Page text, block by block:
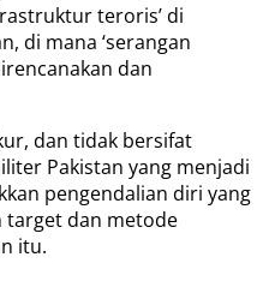
teroris’ di
di mana ‘serangan
dan
dan tidak bersifat
Pakistan yang menjadi
pengendalian diri yang
target dan metode
itu.